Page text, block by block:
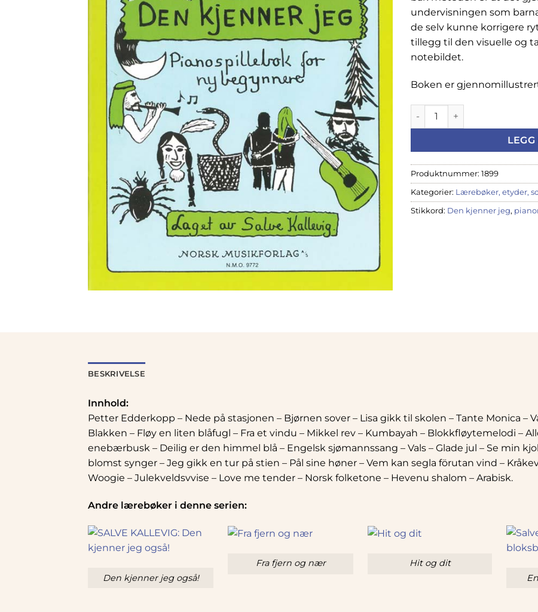
undervisningen som
de selv kunne korrigere
tillegg til den visuelle og
notebildet.
Boken er
Salve Kallevig: Den kjenner
Produktnummer: 1899
Kategorier: Lærebøker, etyder,
Stikkord: Den kjenner jeg,
BESKRIVELSE
Innhold:
Petter Edderkopp – Nede på stasjonen – Bjørnen sover – Lisa gikk til skolen – Tante Monica –
Blakken – Fløy en liten blåfugl – Fra et vindu – Mikkel rev – Kumbayah – Blokkfløytemelodi –
enebærbusk – Deilig er den himmel blå – Engelsk sjømannssang – Vals – Glade jul – Se min
blomst synger – Jeg gikk en tur på stien – Pål sine høner – Vem kan segla förutan vind –
Woogie – Julekveldsvvise – Love me tender – Norsk folketone – Hevenu shalom – Arabisk.
Andre lærebøker i denne serien:
Den kjenner jeg også!
Fra fjern og nær
Hit og dit